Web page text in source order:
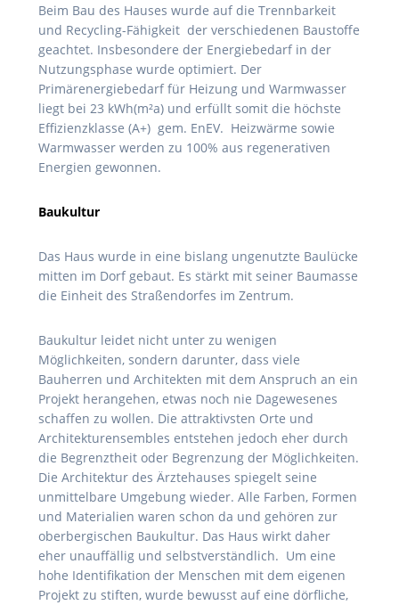
Beim Bau des Hauses wurde auf die Trennbarkeit
und Recycling-Fähigkeit der verschiedenen Baustoffe
geachtet. Insbesondere der Energiebedarf in der
Nutzungsphase wurde optimiert. Der
Primärenergiebedarf für Heizung und Warmwasser
liegt bei 23 kWh(m²a) und erfüllt somit die höchste
Effizienzklasse (A+) gem. EnEV. Heizwärme sowie
Warmwasser werden zu 100% aus regenerativen
Energien gewonnen.
Baukultur
Das Haus wurde in eine bislang ungenutzte Baulücke
mitten im Dorf gebaut. Es stärkt mit seiner Baumasse
die Einheit des Straßendorfes im Zentrum.
Baukultur leidet nicht unter zu wenigen
Möglichkeiten, sondern darunter, dass viele
Bauherren und Architekten mit dem Anspruch an ein
Projekt herangehen, etwas noch nie Dagewesenes
schaffen zu wollen. Die attraktivsten Orte und
Architekturensembles entstehen jedoch eher durch
die Begrenztheit oder Begrenzung der Möglichkeiten.
Die Architektur des Ärztehauses spiegelt seine
unmittelbare Umgebung wieder. Alle Farben, Formen
und Materialien waren schon da und gehören zur
oberbergischen Baukultur. Das Haus wirkt daher
eher unauffällig und selbstverständlich. Um eine
hohe Identifikation der Menschen mit dem eigenen
Projekt zu stiften, wurde bewusst auf eine dörfliche,